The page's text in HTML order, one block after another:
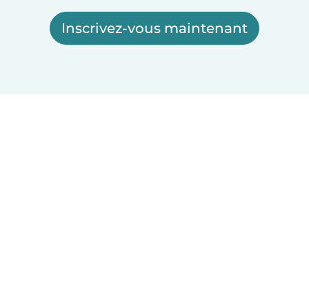
Inscrivez-vous maintenant